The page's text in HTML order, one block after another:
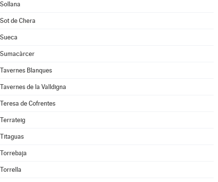
Sollana
Sot de Chera
Sueca
Sumacàrcer
Tavernes Blanques
Tavernes de la Valldigna
Teresa de Cofrentes
Terrateig
Titaguas
Torrebaja
Torrella